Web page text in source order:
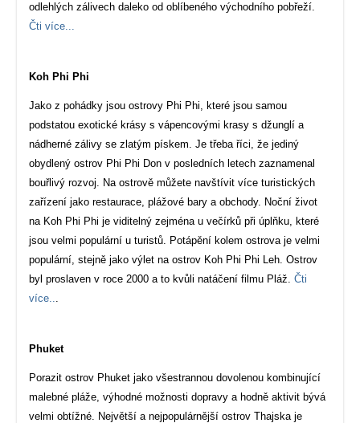
odlehlých zálivech daleko od oblíbeného východního pobřeží.
Čti více...
Koh Phi Phi
Jako z pohádky jsou ostrovy Phi Phi, které jsou samou
podstatou exotické krásy s vápencovými krasy s džunglí a
nádherné zálivy se zlatým pískem. Je třeba říci, že jediný
obydlený ostrov Phi Phi Don v posledních letech zaznamenal
bouřlivý rozvoj. Na ostrově můžete navštívit více turistických
zařízení jako restaurace, plážové bary a obchody. Noční život
na Koh Phi Phi je viditelný zejména u večírků při úplňku, které
jsou velmi populární u turistů. Potápění kolem ostrova je velmi
populární, stejně jako výlet na ostrov Koh Phi Phi Leh. Ostrov
byl proslaven v roce 2000 a to kvůli natáčení filmu Pláž.Čti
více...
Phuket
Porazit ostrov Phuket jako všestrannou dovolenou kombinující
malebné pláže, výhodné možnosti dopravy a hodně aktivit bývá
velmi obtížné. Největší a nejpopulárnější ostrov Thajska je